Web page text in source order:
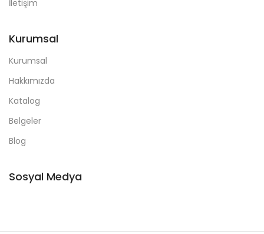
İletişim
Kurumsal
Kurumsal
Hakkımızda
Katalog
Belgeler
Blog
Sosyal Medya